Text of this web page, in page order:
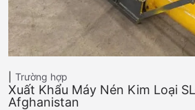
Trường hợp
Xuất Khẩu Máy Nén Kim Loại
Afghanistan